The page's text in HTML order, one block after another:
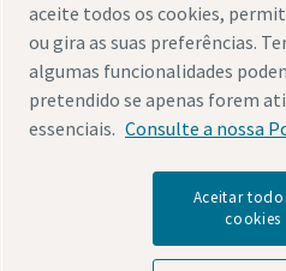
Avisos legais e de privacidade
Mapa do website
© 2026 Atlas Copco
Descubra como o Atlas
aceite todos os cookies,
ou gira as suas preferências.
algumas funcionalidades
pretendido se apenas forem
essenciais. Consulte a nossa
Aceitar
cookies